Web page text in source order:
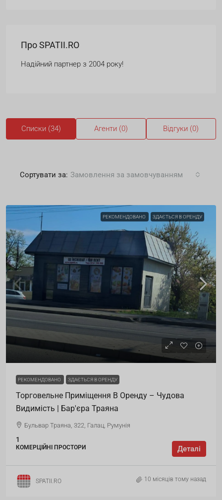
Про SPATII.RO
Надійний партнер з 2004 року!
Списки (34) Агенти (0) Відгуки (0)
Сортувати за: Замовлення за замовчуванням
РЕКОМЕНДОВАНО ЗДАЄТЬСЯ В ОРЕНДУ
РЕКОМЕНДОВАНО ЗДАЄТЬСЯ В ОРЕНДУ
Торговельне Приміщення В Оренду – Чудова
Видимість | Бар'єра Траяна
Бульвар Траяна, 322, Галац, Румунія
1
КОМЕРЦІЙНІ ПРОСТОРИ Деталі
SPATII.RO 10 місяців тому назад